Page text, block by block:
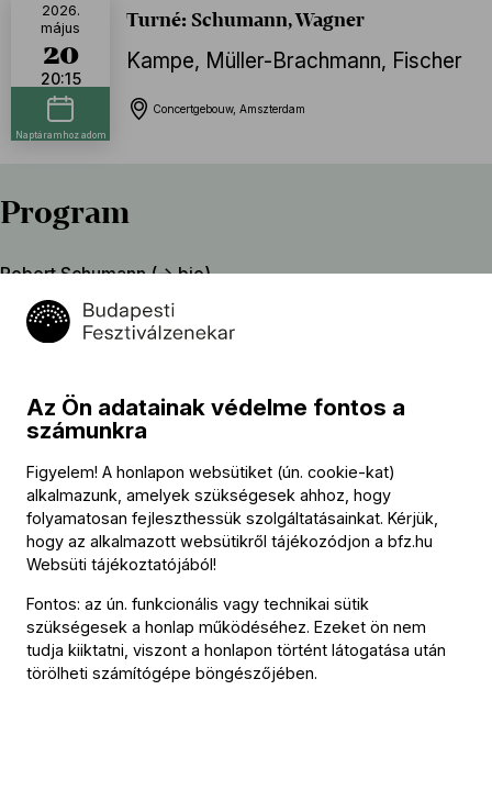
Turné: Schumann, Wagner
Kampe, Müller-Brachmann, Fischer
Concertgebouw, Amszterdam
2026.
május
20
20:15
Naptáramhoz adom
Program
Robert Schumann (→bio)
3. (Esz-dúr, „Rajnai”) szimfónia, Op. 97
szünet
A walkür – Wotan búcsúja és tűzvarázs
Közreműködők
Vezényel
Fischer Iván
Szólista
Anja Kampe(szoprán)
Az Ön adatainak védelme fontos a
számunkra
Figyelem! A honlapon websütiket (ún. cookie-kat)
alkalmazunk, amelyek szükségesek ahhoz, hogy
folyamatosan fejleszthessük szolgáltatásainkat. Kérjük,
hogy az alkalmazott websütikről tájékozódjon a bfz.hu
Websüti tájékoztatójából!
Fontos: az ún. funkcionális vagy technikai sütik
szükségesek a honlap működéséhez. Ezeket ön nem
tudja kiiktatni, viszont a honlapon történt látogatása után
törölheti számítógépe böngészőjében.